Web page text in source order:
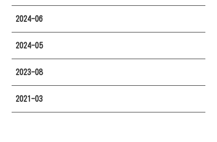
2024-06
2024-05
2023-08
2021-03